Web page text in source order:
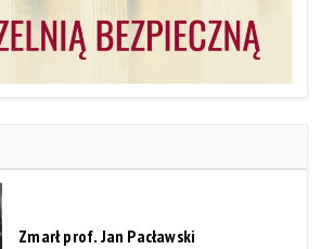
Zmarł prof. Jan Pacławski